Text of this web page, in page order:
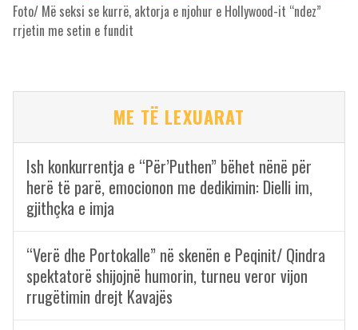
Foto/ Më seksi se kurrë, aktorja e njohur e Hollywood-it “ndez”
rrjetin me setin e fundit
ME TË LEXUARAT
Ish konkurrentja e “Për’Puthen” bëhet nënë për
herë të parë, emocionon me dedikimin: Dielli im,
gjithçka e imja
“Verë dhe Portokalle” në skenën e Peqinit/ Qindra
spektatorë shijojnë humorin, turneu veror vijon
rrugëtimin drejt Kavajës